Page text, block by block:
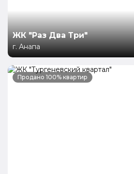
ЖК "Раз Два Три"
г. Анапа
Продано 100% квартир